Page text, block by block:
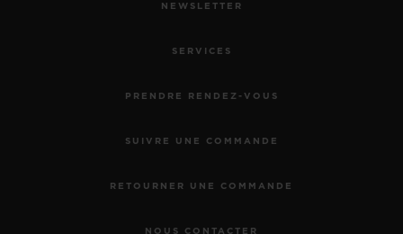
NEWSLETTER
SERVICES
PRENDRE RENDEZ-VOUS
SUIVRE UNE COMMANDE
RETOURNER UNE COMMANDE
NOUS CONTACTER